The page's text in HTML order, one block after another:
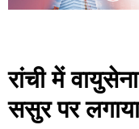
रांची में
ससुर पर